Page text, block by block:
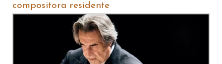
compositora residente